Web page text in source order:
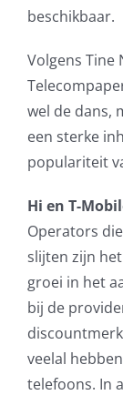
beschikbaar.
Volgens Tine
wel de dans,
een sterke
populariteit
Hi en T-
Operators
slijten zijn
groei in het
bij de
veelal
telefoons. In